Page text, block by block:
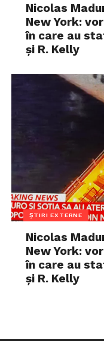
Nicolas
New York:
în care au
și R. Kelly
ȘTIRI EXTERNE
Nicolas
New York:
în care au
și R. Kelly